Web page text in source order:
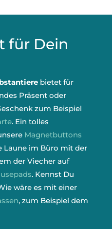
für Dein
bietet für
Präsent oder
zum Beispiel
. Ein tolles
Magnetbuttons
Laune im Büro mit der
der Viecher auf
. Kennst Du
wäre es mit einer
, zum Beispiel dem